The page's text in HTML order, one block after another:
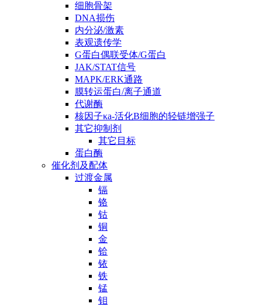
细胞骨架
DNA损伤
内分泌/激素
表观遗传学
G蛋白偶联受体/G蛋白
JAK/STAT信号
MAPK/ERK通路
膜转运蛋白/离子通道
代谢酶
核因子κa-活化B细胞的轻链增强子
其它抑制剂
其它目标
蛋白酶
催化剂及配体
过渡金属
镉
铬
钴
铜
金
铪
铱
铁
锰
钼